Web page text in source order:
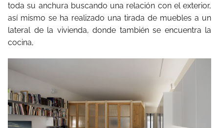
toda su anchura buscando una relación con el exterior,
así mismo se ha realizado una tirada de muebles a un
lateral de la vivienda, donde también se encuentra la
cocina,